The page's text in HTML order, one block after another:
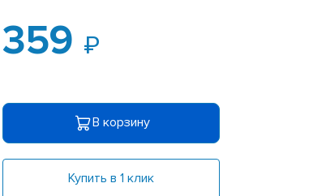
359
В корзину
Купить в 1 клик